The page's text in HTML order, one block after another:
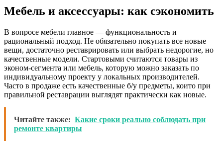
Мебель и аксессуары: как сэкономить
В вопросе мебели главное — функциональность и
рациональный подход. Не обязательно покупать все новые
вещи, достаточно реставрировать или выбрать недорогие, но
качественные модели. Стартовыми считаются товары из
эконом-сегмента или мебель, которую можно заказать по
индивидуальному проекту у локальных производителей.
Часто в продаже есть качественные б/у предметы, които при
правильной реставрации выглядят практически как новые.
Читайте также: Какие сроки реально соблюдать при
ремонте квартиры